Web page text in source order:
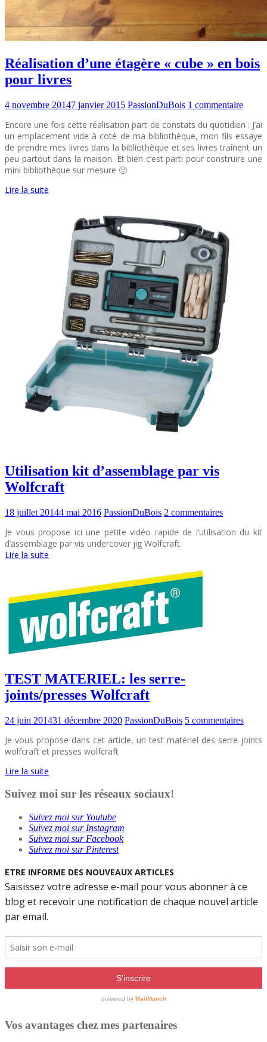
Réalisation d’une étagère « cube » en bois
pour livres
4 novembre 20147 janvier 2015 PassionDuBois 1 commentaire
Encore une fois cette réalisation part de constats du quotidien : J’ai
un emplacement vide à coté de ma bibliothèque, mon fils essaye
de prendre mes livres dans la bibliothèque et ses livres traînent un
peu partout dans la maison. Et bien c’est parti pour construire une
mini bibliothèque sur mesure 🙂
Lire la suite
Utilisation kit d’assemblage par vis
Wolfcraft
18 juillet 20144 mai 2016 PassionDuBois 2 commentaires
Je vous propose ici une petite vidéo rapide de l’utilisation du kit
d’assemblage par vis undercover jig Wolfcraft.
Lire la suite
TEST MATERIEL: les serre-
joints/presses Wolfcraft
24 juin 201431 décembre 2020 PassionDuBois 5 commentaires
Je vous propose dans cet article, un test matériel des serre joints
wolfcraft et presses wolfcraft
Lire la suite
Suivez moi sur les réseaux sociaux!
Suivez moi sur Youtube
Suivez moi sur Instagram
Suivez moi sur Facebook
Suivez moi sur Pinterest
Vos avantages chez mes partenaires